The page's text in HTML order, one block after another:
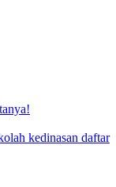
kedinasan daftar